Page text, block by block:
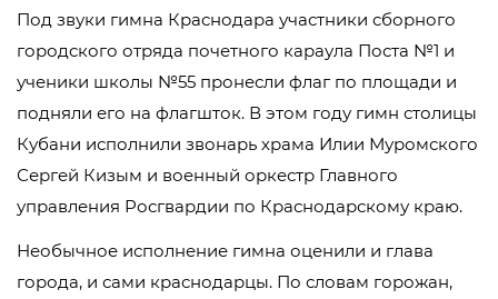
Под звуки гимна Краснодара участники сборного
городского отряда почетного караула Поста №1 и
ученики школы №55 пронесли флаг по площади и
подняли его на флагшток. В этом году гимн столицы
Кубани исполнили звонарь храма Илии Муромского
Сергей Кизым и военный оркестр Главного
управления Росгвардии по Краснодарскому краю.
Необычное исполнение гимна оценили и глава
города, и сами краснодарцы. По словам горожан,